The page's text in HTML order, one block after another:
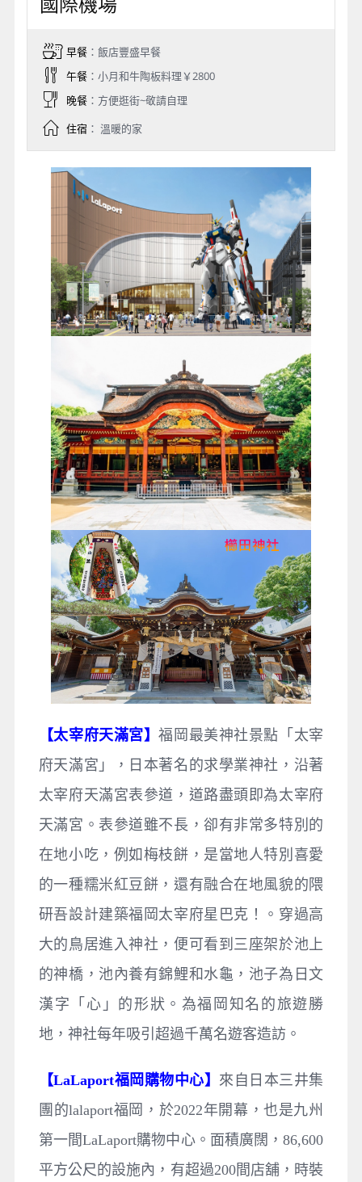
早餐：飯店豐盛早餐
午餐：小月和牛陶板料理￥2800
晚餐：方便逛街~敬請自理
住宿： 溫暖的家
【太宰府天滿宮】福岡最美神社景點「太宰
府天滿宮」，日本著名的求學業神社，沿著
太宰府天滿宮表參道，道路盡頭即為太宰府
天滿宮。表參道雖不長，卻有非常多特別的
在地小吃，例如梅枝餅，是當地人特別喜愛
的一種糯米紅豆餅，還有融合在地風貌的隈
研吾設計建築福岡太宰府星巴克！。穿過高
大的鳥居進入神社，便可看到三座架於池上
的神橋，池內養有錦鯉和水龜，池子為日文
漢字「心」的形狀。為福岡知名的旅遊勝
地，神社每年吸引超過千萬名遊客造訪。
【LaLaport福岡購物中心】 來自日本三井集
團的lalaport福岡，於2022年開幕，也是九州
第一間LaLaport購物中心。面積廣闊，86,600
平方公尺的設施內，有超過200間店舖，時裝